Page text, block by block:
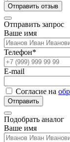
Отправить отзыв
Отправить запрос
Ваше имя
Телефон*
E-mail
Согласие на
Отправить
Подобрать аналог
Ваше имя